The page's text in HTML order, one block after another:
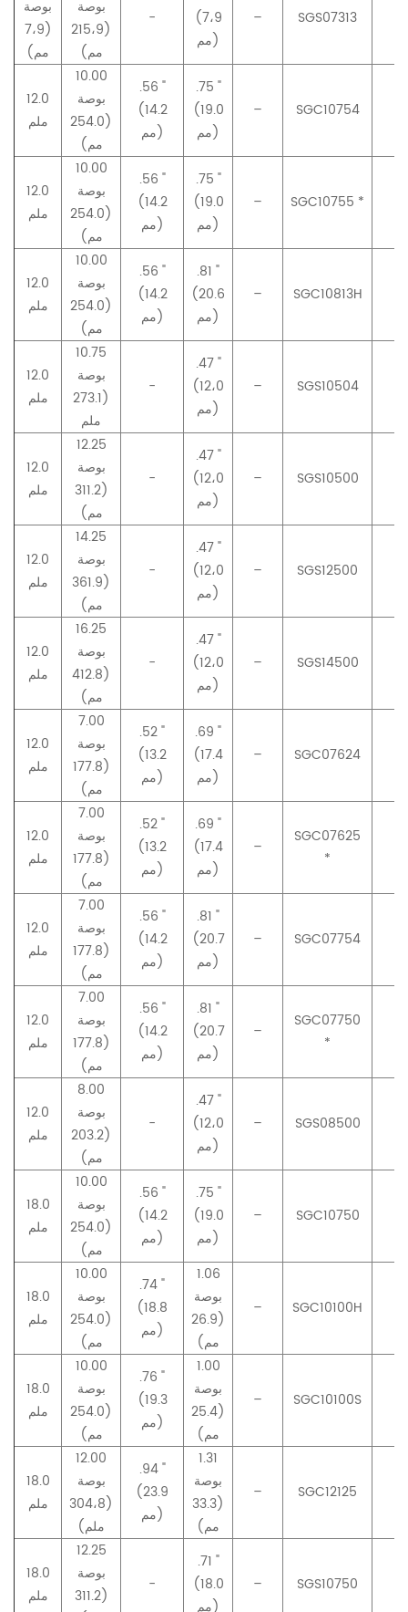
بوصة
(7،9
مم)
بوصة
(215،9
مم)
-
(7،9
مم)
– SGS07313
12.0
ملم
10.00
بوصة
(254.0
مم)
.56 "
(14.2
مم)
.75 "
(19.0
مم)
– SGC10754
12.0
ملم
10.00
بوصة
(254.0
مم)
.56 "
(14.2
مم)
.75 "
(19.0
مم)
– SGC10755 *
12.0
ملم
10.00
بوصة
(254.0
مم)
.56 "
(14.2
مم)
.81 "
(20.6
مم)
– SGC10813H
12.0
ملم
10.75
بوصة
(273.1
ملم
-
.47 "
(12،0
مم)
– SGS10504
12.0
ملم
12.25
بوصة
(311.2
مم)
-
.47 "
(12،0
مم)
– SGS10500
12.0
ملم
14.25
بوصة
(361.9
مم)
-
.47 "
(12،0
مم)
– SGS12500
12.0
ملم
16.25
بوصة
(412.8
مم)
-
.47 "
(12،0
مم)
– SGS14500
12.0
ملم
7.00
بوصة
(177.8
مم)
.52 "
(13.2
مم)
.69 "
(17.4
مم)
– SGC07624
12.0
ملم
7.00
بوصة
(177.8
مم)
.52 "
(13.2
مم)
.69 "
(17.4
مم)
–
SGC07625
*
12.0
ملم
7.00
بوصة
(177.8
مم)
.56 "
(14.2
مم)
.81 "
(20.7
مم)
– SGC07754
12.0
ملم
7.00
بوصة
(177.8
مم)
.56 "
(14.2
مم)
.81 "
(20.7
مم)
–
SGC07750
*
12.0
ملم
8.00
بوصة
(203.2
مم)
-
.47 "
(12،0
مم)
– SGS08500
18.0
ملم
10.00
بوصة
(254.0
مم)
.56 "
(14.2
مم)
.75 "
(19.0
مم)
– SGC10750
18.0
ملم
10.00
بوصة
(254.0
مم)
.74 "
(18.8
مم)
1.06
بوصة
(26.9
مم)
– SGC10100H
18.0
ملم
10.00
بوصة
(254.0
مم)
.76 "
(19.3
مم)
1.00
بوصة
(25.4
مم)
– SGC10100S
18.0
ملم
12.00
بوصة
(304،8
ملم)
.94 "
(23.9
مم)
1.31
بوصة
(33.3
مم)
– SGC12125
18.0
ملم
12.25
بوصة
(311.2
-
.71 "
(18.0
مم)
– SGS10750